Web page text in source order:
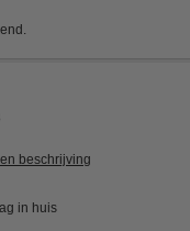
beschrijving
in huis